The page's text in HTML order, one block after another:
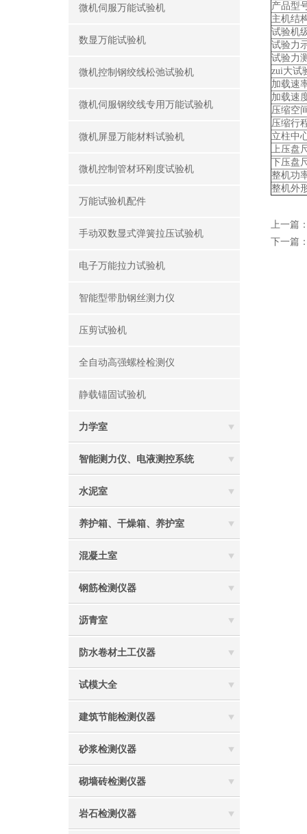
微机伺服万能试验机
数显万能试验机
微机控制钢绞线松弛试验机
微机伺服钢绞线专用万能试验机
微机屏显万能材料试验机
微机控制管材环刚度试验机
万能试验机配件
手动双数显式弹簧拉压试验机
电子万能拉力试验机
智能型带肋钢丝测力仪
压剪试验机
全自动高强螺栓检测仪
静载锚固试验机
力学室
智能测力仪、电液测控系统
水泥室
养护箱、干燥箱、养护室
混凝土室
钢筋检测仪器
沥青室
防水卷材土工仪器
试模大全
建筑节能检测仪器
砂浆检测仪器
砌墙砖检测仪器
岩石检测仪器
产品型
主机结
试验机
试验力
试验力
zui大试
加载速
加载速
压缩空
压缩行
立柱中
上压盘
下压盘
整机功
整机外
上一篇
下一篇